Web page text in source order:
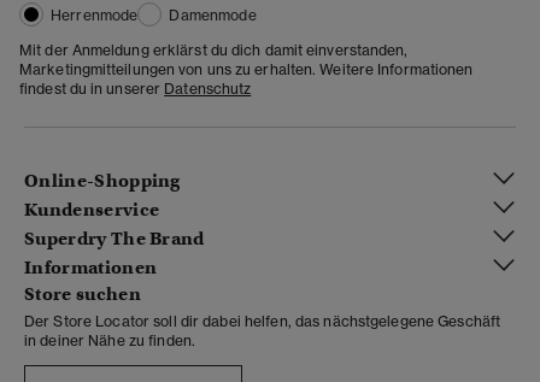
Herrenmode
Damenmode
Mit der Anmeldung erklärst du dich damit einverstanden,
Marketingmitteilungen von uns zu erhalten. Weitere Informationen
findest du in unserer Datenschutz
Online-Shopping
Kundenservice
Superdry The Brand
Informationen
Store suchen
Der Store Locator soll dir dabei helfen, das nächstgelegene Geschäft
in deiner Nähe zu finden.